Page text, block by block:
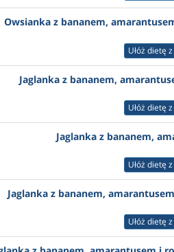
Owsianka z bananem,
Ułóż dietę
Jaglanka z bananem,
Ułóż dietę
Jaglanka z bananem,
Ułóż dietę
Jaglanka z bananem,
Ułóż dietę